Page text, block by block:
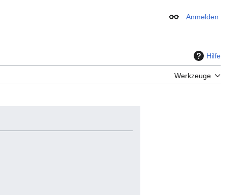
Erscheinungsbild
Anmelden
Hilfe
Werkzeuge